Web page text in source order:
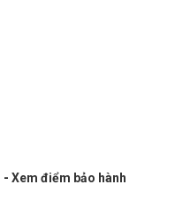
- Xem điểm bảo hành